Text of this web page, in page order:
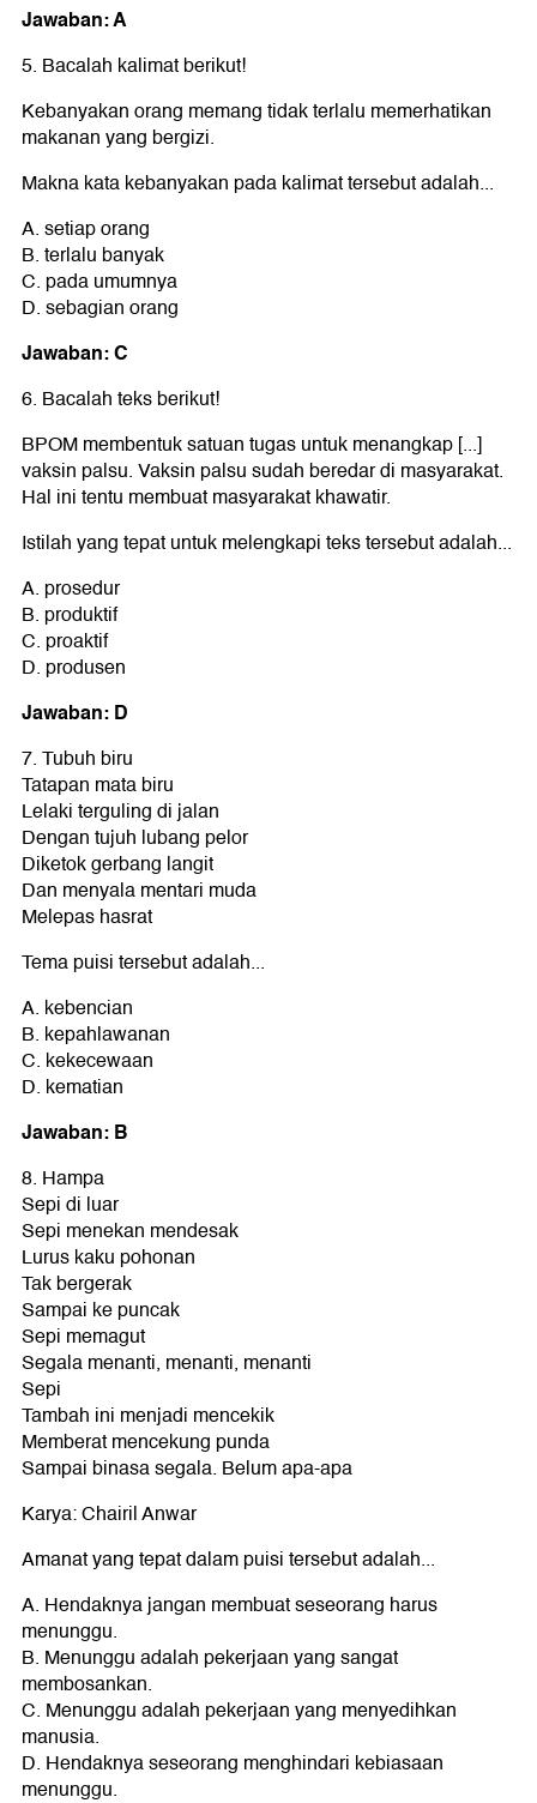
Jawaban: A
5. Bacalah kalimat berikut!
Kebanyakan orang memang tidak terlalu memerhatikan
makanan yang bergizi.
Makna kata kebanyakan pada kalimat tersebut adalah...
A. setiap orang
B. terlalu banyak
C. pada umumnya
D. sebagian orang
Jawaban: C
6. Bacalah teks berikut!
BPOM membentuk satuan tugas untuk menangkap [...]
vaksin palsu. Vaksin palsu sudah beredar di masyarakat.
Hal ini tentu membuat masyarakat khawatir.
Istilah yang tepat untuk melengkapi teks tersebut adalah...
A. prosedur
B. produktif
C. proaktif
D. produsen
Jawaban: D
7. Tubuh biru
Tatapan mata biru
Lelaki terguling di jalan
Dengan tujuh lubang pelor
Diketok gerbang langit
Dan menyala mentari muda
Melepas hasrat
Tema puisi tersebut adalah...
A. kebencian
B. kepahlawanan
C. kekecewaan
D. kematian
Jawaban: B
8. Hampa
Sepi di luar
Sepi menekan mendesak
Lurus kaku pohonan
Tak bergerak
Sampai ke puncak
Sepi memagut
Segala menanti, menanti, menanti
Sepi
Tambah ini menjadi mencekik
Memberat mencekung punda
Sampai binasa segala. Belum apa-apa
Karya: Chairil Anwar
Amanat yang tepat dalam puisi tersebut adalah...
A. Hendaknya jangan membuat seseorang harus
menunggu.
B. Menunggu adalah pekerjaan yang sangat
membosankan.
C. Menunggu adalah pekerjaan yang menyedihkan
manusia.
D. Hendaknya seseorang menghindari kebiasaan
menunggu.